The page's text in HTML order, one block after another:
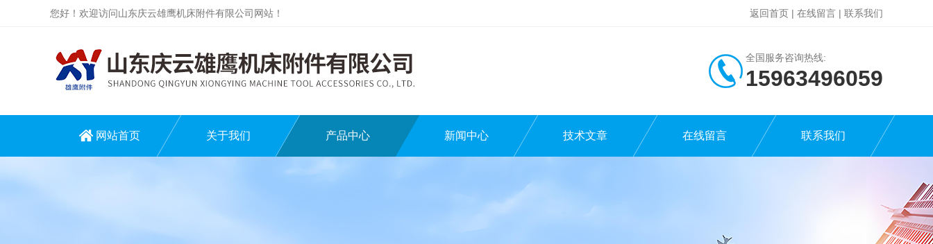
您好！欢迎访问山东庆云雄鹰机床附件有限公司网站！ 返回首页 | 在线留言 | 联系我们
全国服务咨询热线:
15963496059
网站首页 关于我们 产品中心 新闻中心 技术文章 在线留言 联系我们